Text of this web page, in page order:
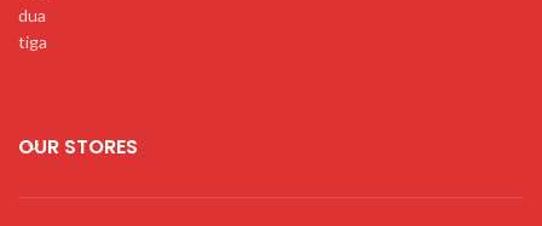
dua
tiga
OUR STORES